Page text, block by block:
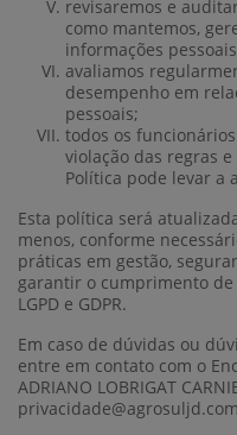
revisaremos e
como mantemos,
informações
avaliamos
desempenho em
pessoais;
todos os
violação das regras
Política pode levar a
Esta política será
menos, conforme
práticas em gestão,
garantir o cumprimento
LGPD e GDPR.
Em caso de dúvidas ou
entre em contato com o
ADRIANO LOBRIGAT